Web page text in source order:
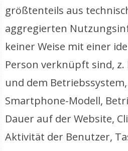
größtenteils aus
aggregierten
keiner Weise mit einer
Person verknüpft sind,
und dem
Smartphone-Modell,
Dauer auf der Website,
Aktivität der Benutzer,